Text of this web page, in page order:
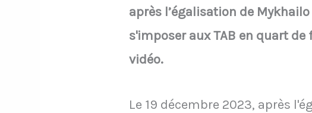
après l’égalisation de
s'imposer aux TAB en quart de
vidéo.
Le 19 décembre 2023, après